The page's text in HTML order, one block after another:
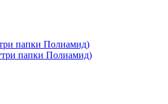
папки Полиамид)
папки Полиамид)